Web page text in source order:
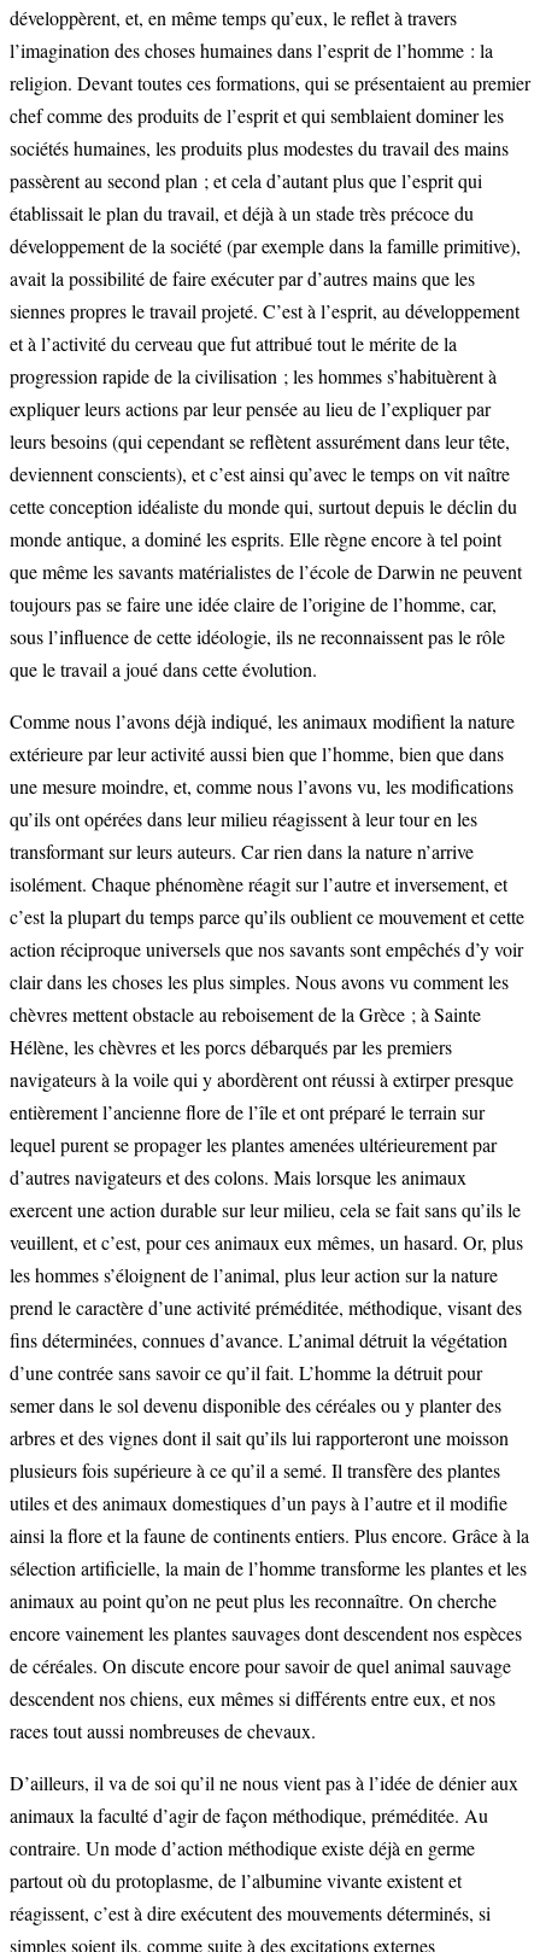
développèrent, et, en même temps qu’eux, le reflet à travers
l’imagination des choses humaines dans l’esprit de l’homme : la
religion. Devant toutes ces formations, qui se présentaient au premier
chef comme des produits de l’esprit et qui semblaient dominer les
sociétés humaines, les produits plus modestes du travail des mains
passèrent au second plan ; et cela d’autant plus que l’esprit qui
établissait le plan du travail, et déjà à un stade très précoce du
développement de la société (par exemple dans la famille primitive),
avait la possibilité de faire exécuter par d’autres mains que les
siennes propres le travail projeté. C’est à l’esprit, au développement
et à l’activité du cerveau que fut attribué tout le mérite de la
progression rapide de la civilisation ; les hommes s’habituèrent à
expliquer leurs actions par leur pensée au lieu de l’expliquer par
leurs besoins (qui cependant se reflètent assurément dans leur tête,
deviennent conscients), et c’est ainsi qu’avec le temps on vit naître
cette conception idéaliste du monde qui, surtout depuis le déclin du
monde antique, a dominé les esprits. Elle règne encore à tel point
que même les savants matérialistes de l’école de Darwin ne peuvent
toujours pas se faire une idée claire de l’origine de l’homme, car,
sous l’influence de cette idéologie, ils ne reconnaissent pas le rôle
que le travail a joué dans cette évolution.
Comme nous l’avons déjà indiqué, les animaux modifient la nature
extérieure par leur activité aussi bien que l’homme, bien que dans
une mesure moindre, et, comme nous l’avons vu, les modifications
qu’ils ont opérées dans leur milieu réagissent à leur tour en les
transformant sur leurs auteurs. Car rien dans la nature n’arrive
isolément. Chaque phénomène réagit sur l’autre et inversement, et
c’est la plupart du temps parce qu’ils oublient ce mouvement et cette
action réciproque universels que nos savants sont empêchés d’y voir
clair dans les choses les plus simples. Nous avons vu comment les
chèvres mettent obstacle au reboisement de la Grèce ; à Sainte
Hélène, les chèvres et les porcs débarqués par les premiers
navigateurs à la voile qui y abordèrent ont réussi à extirper presque
entièrement l’ancienne flore de l’île et ont préparé le terrain sur
lequel purent se propager les plantes amenées ultérieurement par
d’autres navigateurs et des colons. Mais lorsque les animaux
exercent une action durable sur leur milieu, cela se fait sans qu’ils le
veuillent, et c’est, pour ces animaux eux mêmes, un hasard. Or, plus
les hommes s’éloignent de l’animal, plus leur action sur la nature
prend le caractère d’une activité préméditée, méthodique, visant des
fins déterminées, connues d’avance. L’animal détruit la végétation
d’une contrée sans savoir ce qu’il fait. L’homme la détruit pour
semer dans le sol devenu disponible des céréales ou y planter des
arbres et des vignes dont il sait qu’ils lui rapporteront une moisson
plusieurs fois supérieure à ce qu’il a semé. Il transfère des plantes
utiles et des animaux domestiques d’un pays à l’autre et il modifie
ainsi la flore et la faune de continents entiers. Plus encore. Grâce à la
sélection artificielle, la main de l’homme transforme les plantes et les
animaux au point qu’on ne peut plus les reconnaître. On cherche
encore vainement les plantes sauvages dont descendent nos espèces
de céréales. On discute encore pour savoir de quel animal sauvage
descendent nos chiens, eux mêmes si différents entre eux, et nos
races tout aussi nombreuses de chevaux.
D’ailleurs, il va de soi qu’il ne nous vient pas à l’idée de dénier aux
animaux la faculté d’agir de façon méthodique, préméditée. Au
contraire. Un mode d’action méthodique existe déjà en germe
partout où du protoplasme, de l’albumine vivante existent et
réagissent, c’est à dire exécutent des mouvements déterminés, si
simples soient ils, comme suite à des excitations externes